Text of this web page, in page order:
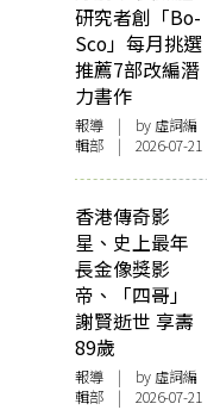
研究者創「Bo-
Sco」每月挑選
推薦7部改編潛
力書作
報導 | by 虛詞編
輯部 | 2026-07-21
香港傳奇影
星、史上最年
長金像獎影
帝、「四哥」
謝賢逝世 享壽
89歲
報導 | by 虛詞編
輯部 | 2026-07-21